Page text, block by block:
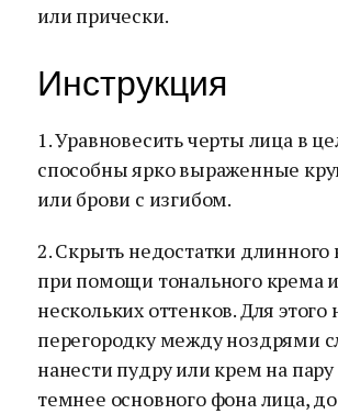
или прически.
Инструкция
1. Уравновесить черты лица в
способны ярко выраженные
или брови с изгибом.
2. Скрыть недостатки
при помощи тонального крема
нескольких оттенков. Для этого
перегородку между ноздрями
нанести пудру или крем на пару
темнее основного фона лица,